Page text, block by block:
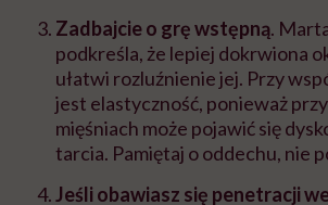
Zadbajcie o grę wstępną.
podkreśla, że lepiej dokrwiona
ułatwi rozluźnienie jej. Przy
jest elastyczność, ponieważ
mięśniach może pojawić się
tarcia. Pamiętaj o oddechu, nie
Jeśli obawiasz się penetracji